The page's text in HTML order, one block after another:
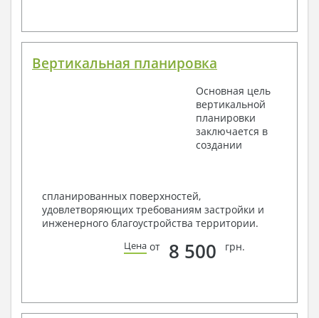
Вертикальная планировка
Основная цель
вертикальной
планировки
заключается в
создании
спланированных поверхностей,
удовлетворяющих требованиям застройки и
инженерного благоустройства территории.
Цена от 8 500 грн.